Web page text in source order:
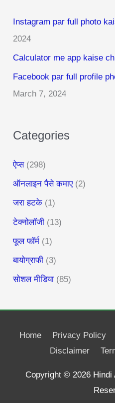
h
f
o
r
:
Instagram par full photo
2024
Calculator me app kaise
Facebook par full profile
March 7, 2024
Categories
ऐप्स(298)
ऑनलाइन पैसे कमाए(2)
जरा हटके (1)
टेक्नोलॉजी (13)
फूल फॉर्म (1)
बायोग्राफी (3)
सोशल मीडिया (85)
Home Privacy Policy
Disclaimer
Copyright © 2026 Hindi